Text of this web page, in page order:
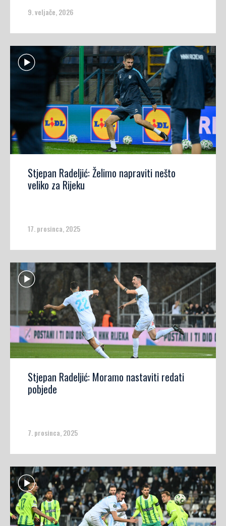
9. veljače, 2026
Stjepan Radeljić: Želimo napraviti nešto
veliko za Rijeku
17. prosinca, 2025
Stjepan Radeljić: Moramo nastaviti redati
pobjede
7. prosinca, 2025